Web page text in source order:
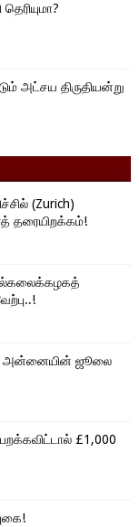
அட்சய திருதியன்று
(Zurich)
தரையிறக்கம்!
பல்கலைக்கழகத்
அன்னையின் ஜூலை
£1,000